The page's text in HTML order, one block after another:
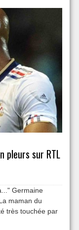
pleurs sur RTL
Germaine
maman du
très touchée par